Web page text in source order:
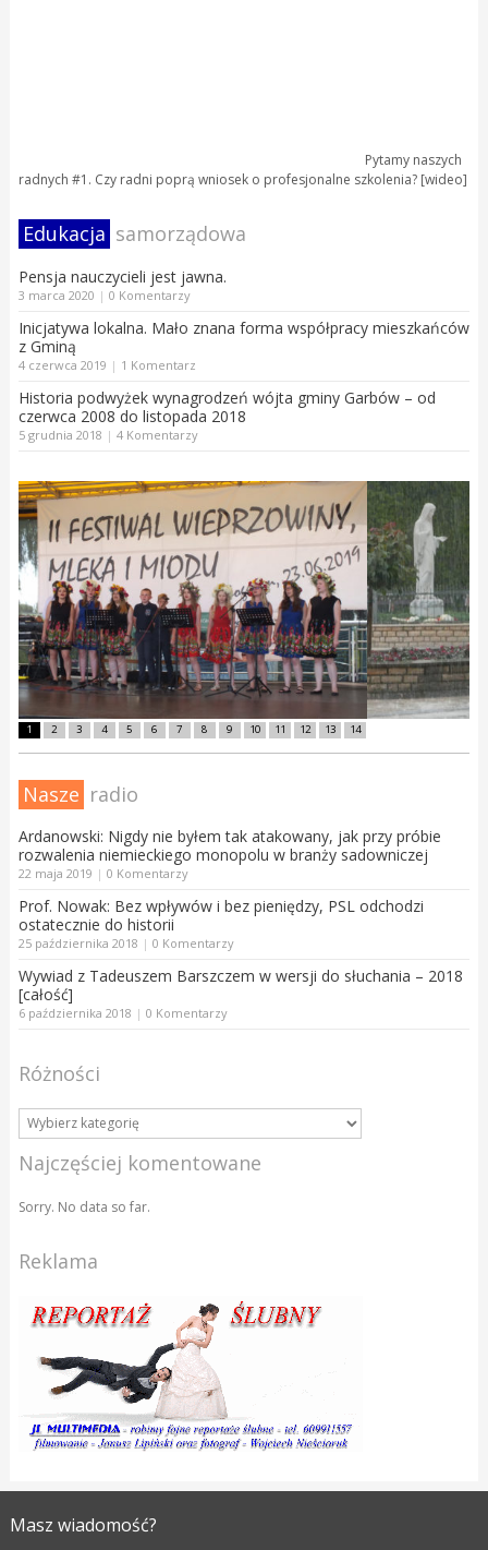
Pytamy naszych
radnych #1. Czy radni poprą wniosek o profesjonalne szkolenia? [wideo]
Edukacja samorządowa
Pensja nauczycieli jest jawna.
3 marca 2020 | 0 Komentarzy
Inicjatywa lokalna. Mało znana forma współpracy mieszkańców
z Gminą
4 czerwca 2019 | 1 Komentarz
Historia podwyżek wynagrodzeń wójta gminy Garbów – od
czerwca 2008 do listopada 2018
5 grudnia 2018 | 4 Komentarzy
1 2 3 4 5 6 7 8 9 10 11 12 13 14
Nasze radio
Ardanowski: Nigdy nie byłem tak atakowany, jak przy próbie
rozwalenia niemieckiego monopolu w branży sadowniczej
22 maja 2019 | 0 Komentarzy
Prof. Nowak: Bez wpływów i bez pieniędzy, PSL odchodzi
ostatecznie do historii
25 października 2018 | 0 Komentarzy
Wywiad z Tadeuszem Barszczem w wersji do słuchania – 2018
[całość]
6 października 2018 | 0 Komentarzy
Różności
Najczęściej komentowane
Sorry. No data so far.
Reklama
Masz wiadomość?